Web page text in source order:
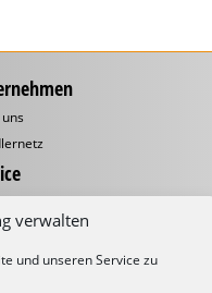
verwalten
und unseren Service zu
mit